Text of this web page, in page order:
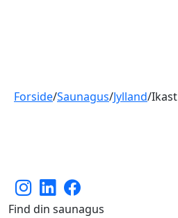
Forside/Saunagus/Jylland/Ikast
Find din saunagus